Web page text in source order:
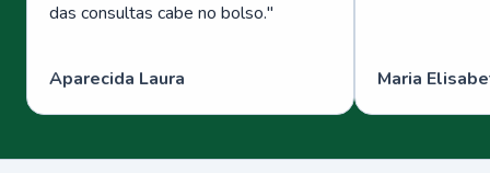
das consultas cabe no bolso."
Aparecida Laura Maria